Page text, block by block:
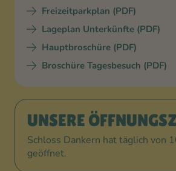
Freizeitparkplan (PDF)
Lageplan Unterkünfte (PDF)
Hauptbroschüre (PDF)
Broschüre Tagesbesuch (PDF)
UNSERE
Schloss Dankern hat täglich von
geöffnet.